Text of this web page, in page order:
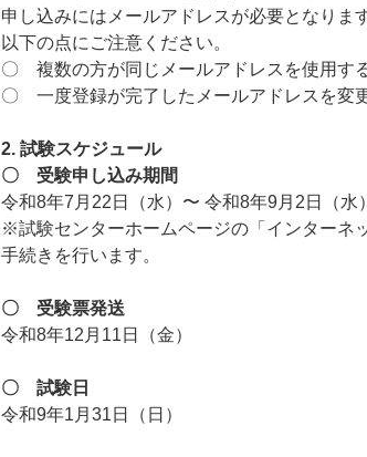
申し込みにはメールアドレスが必要となります
以下の点にご注意ください。
〇 複数の方が同じメールアドレスを使用す
〇 一度登録が完了したメールアドレスを変
2. 試験スケジュール
〇 受験申し込み期間
令和8年7月22日（水）〜 令和8年9月2日（水）
※試験センターホームページの「インターネ
手続きを行います。
〇 受験票発送
令和8年12月11日（金）
〇 試験日
令和9年1月31日（日）